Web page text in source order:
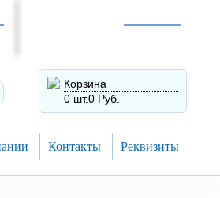
Корзина
0 шт.0 Руб.
Контакты Реквизиты